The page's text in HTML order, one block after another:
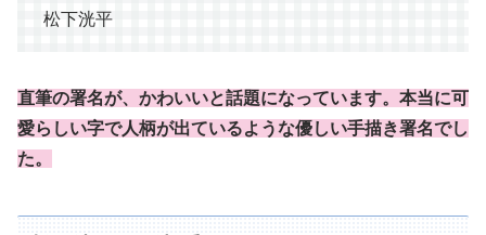
松下洸平
直筆の署名が、かわいいと話題になっています。本当に可
愛らしい字で人柄が出ているような優しい手描き署名でし
た。